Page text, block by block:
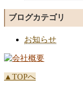
ブログカテゴリ
お知らせ
▲TOPへ